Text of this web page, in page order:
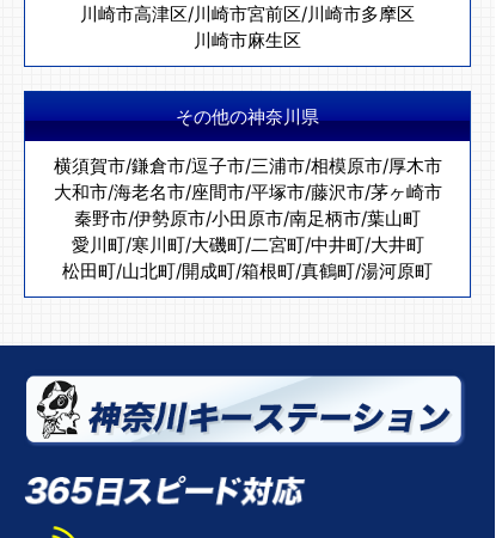
川崎市高津区/川崎市宮前区/川崎市多摩区
川崎市麻生区
その他の神奈川県
横須賀市/鎌倉市/逗子市/三浦市/相模原市/厚木市
大和市/海老名市/座間市/平塚市/藤沢市/茅ヶ崎市
秦野市/伊勢原市/小田原市/南足柄市/葉山町
愛川町/寒川町/大磯町/二宮町/中井町/大井町
松田町/山北町/開成町/箱根町/真鶴町/湯河原町